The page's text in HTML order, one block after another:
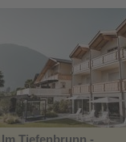
Im Tiefenbrunn -